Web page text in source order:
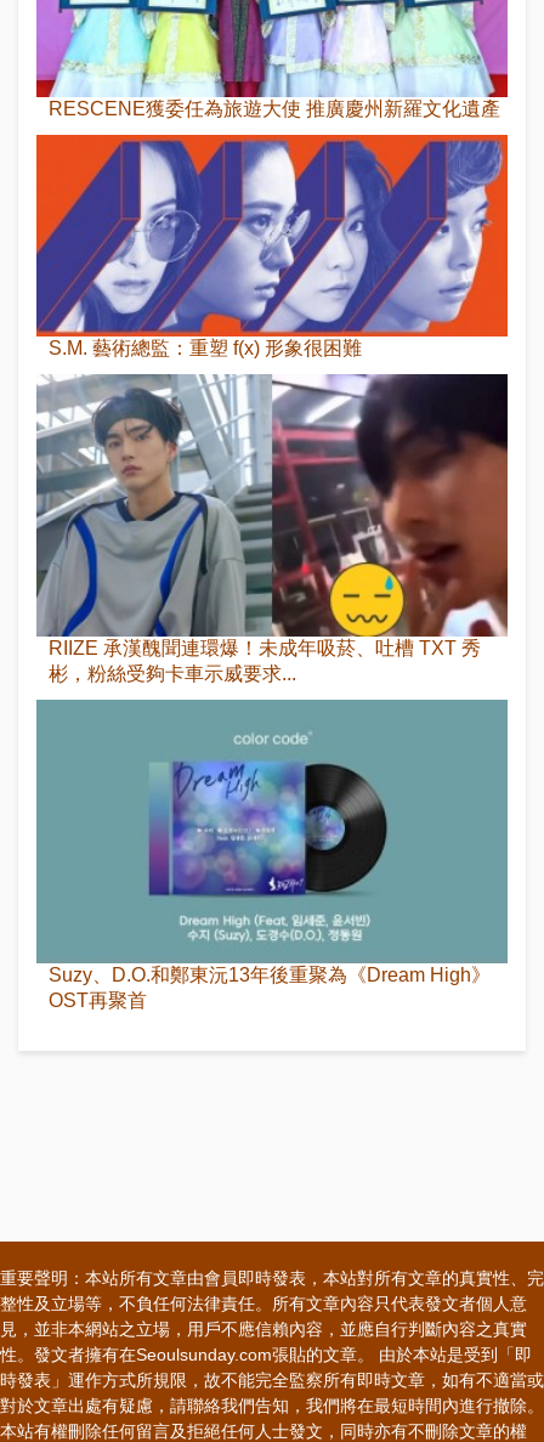
RESCENE獲委任為旅遊大使 推廣慶州新羅文化遺產
S.M. 藝術總監：重塑 f(x) 形象很困難
RIIZE 承漢醜聞連環爆！未成年吸菸、吐槽 TXT 秀
彬，粉絲受夠卡車示威要求...
Suzy、D.O.和鄭東沅13年後重聚為《Dream High》
OST再聚首
重要聲明：本站所有文章由會員即時發表，本站對所有文章的真實性、完
整性及立場等，不負任何法律責任。所有文章內容只代表發文者個人意
見，並非本網站之立場，用戶不應信賴內容，並應自行判斷內容之真實
性。發文者擁有在Seoulsunday.com張貼的文章。 由於本站是受到「即
時發表」運作方式所規限，故不能完全監察所有即時文章，如有不適當或
對於文章出處有疑慮，請聯絡我們告知，我們將在最短時間內進行撤除。
本站有權刪除任何留言及拒絕任何人士發文，同時亦有不刪除文章的權